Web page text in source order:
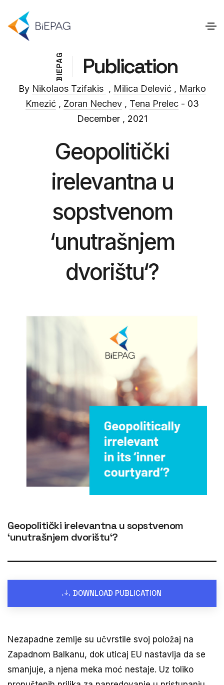
B
I
E
P
A
G Publication
By Nikolaos Tzifakis , Milica Delević, Marko
Kmezić, Zoran Nechev, Tena Prelec- 03
December , 2021
Geopolitički
irelevantna u
sopstvenom
‘unutrašnjem
dvorištu‘?
Geopolitički irelevantna u sopstvenom
‘unutrašnjem dvorištu‘?
DOWNLOAD PUBLICATION
Nezapadne zemlje su učvrstile svoj položaj na
Zapadnom Balkanu, dok uticaj EU nastavlja da se
smanjuje, a njena meka moć nestaje. Uz toliko